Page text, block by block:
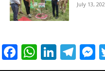
July 13,
Facebook